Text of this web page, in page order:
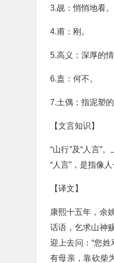
3.觇：悄悄地看。
4.甫：刚。
5.高义：深厚的情
6.盍：何不。
7.土偶：指泥塑的
【文言知识】
“山行”及“人言”
“人言”，是指像
【译文】
康熙十五年，余
话语，乞求山神
迎上去问：“您姓
有母亲，靠砍柴